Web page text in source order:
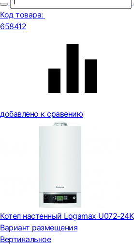
Код товара:
658412
добавлено к сравению
Котел настенный Logamax U072-24K
Вариант размещения
Вертикальное